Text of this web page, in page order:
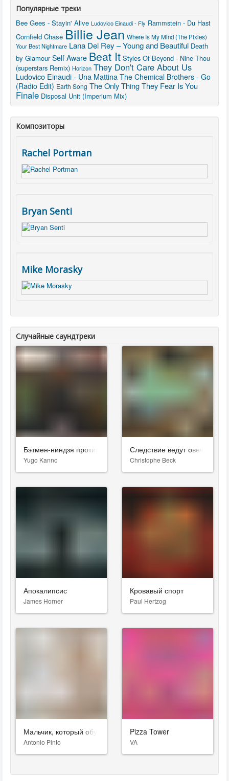
Популярные треки
Bee Gees - Stayin' Alive Ludovico Einaudi - Fly Rammstein - Du Hast
Cornfield Chase Billie Jean Where Is My Mind (The Pixies)
Your Best Nightmare Lana Del Rey – Young and Beautiful Death
by Glamour Self Aware Beat It Styles Of Beyond - Nine Thou
(superstars Remix) Horizon They Don't Care About Us
Ludovico Einaudi - Una Mattina The Chemical Brothers - Go
(Radio Edit) Earth Song The Only Thing They Fear Is You
Finale Disposal Unit (Imperium Mix)
Композиторы
Rachel Portman
Bryan Senti
Mike Morasky
Случайные саундтреки
Бэтмен-ниндзя против Лиги якудза
Yugo Kanno
Следствие ведут овечки
Christophe Beck
Апокалипсис
James Horner
Кровавый спорт
Paul Hertzog
Мальчик, который обуздал ветер
Antonio Pinto
Pizza Tower
VA